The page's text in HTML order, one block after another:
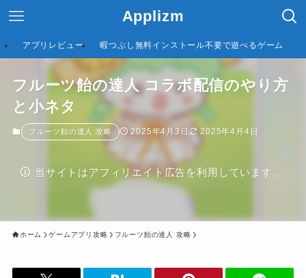
Applizm
アプリレビュー 暇つぶし無料インストール不要で遊べるゲーム
フルーツ飴の達人 コラボ配信のやり方
と小ネタ
フルーツ飴の達人 攻略 2025年4月3日 2025年4月4日
当サイトはアフィリエイト広告を利用しています。
ホーム ゲームアプリ攻略 フルーツ飴の達人 攻略